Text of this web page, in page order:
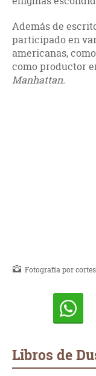
Además de
participado en
americanas,
como productor
Manhattan.
Fotografía por
Libros de